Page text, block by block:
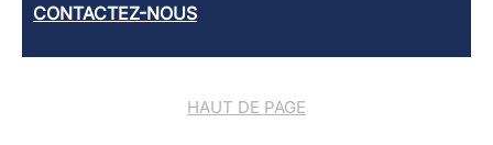
CONTACTEZ-NOUS
HAUT DE PAGE